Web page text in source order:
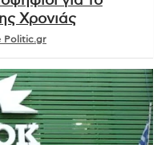
Χρονιάς
Politic.gr